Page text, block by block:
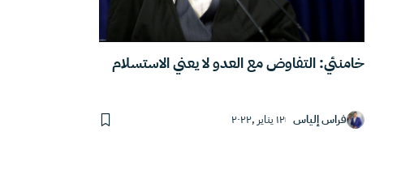
خامنئي: التفاوض مع العدو لا يعني الاستسلام
فراس إلياس ١٢ يناير ,٢٠٢٢